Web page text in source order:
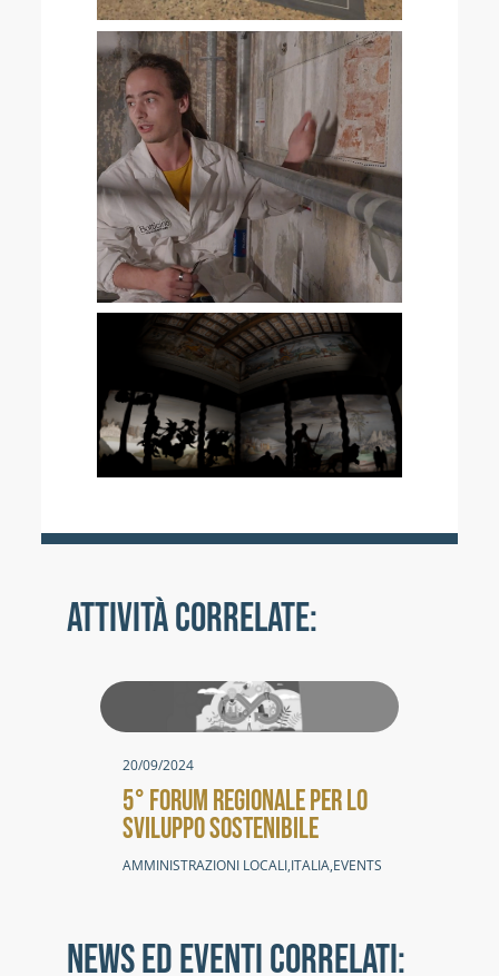
ATTIVITÀ CORRELATE:
20/09/2024
5° FORUM REGIONALE PER LO
SVILUPPO SOSTENIBILE
AMMINISTRAZIONI LOCALI,ITALIA,EVENTS
NEWS ED EVENTI CORRELATI: